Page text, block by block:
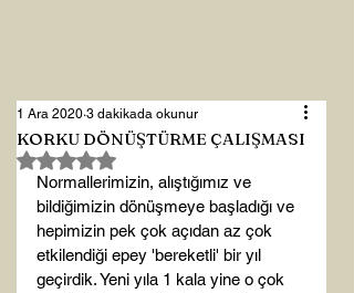
KORKU DÖNÜŞTÜRME ÇALIŞMASI
1 Ara 2020 3 dakikada okunur
5 üzerinden NaN yıldız
Normallerimizin, alıştığımız ve
bildiğimizin dönüşmeye başladığı ve
hepimizin pek çok açıdan az çok
etkilendiği epey 'bereketli' bir yıl
geçirdik. Yeni yıla 1 kala yine o çok